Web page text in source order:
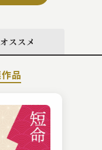
オススメ
品